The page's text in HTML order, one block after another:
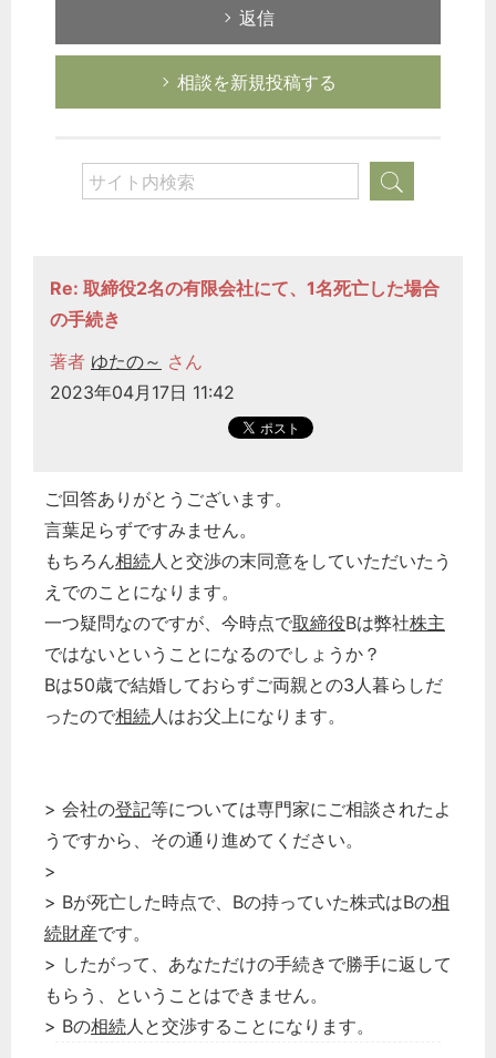
返信
相談を新規投稿する
Re: 取締役2名の有限会社にて、1名死亡した場合
の手続き
著者 ゆたの～ さん
2023年04月17日 11:42
ご回答ありがとうございます。
言葉足らずですみません。
もちろん相続人と交渉の末同意をしていただいたう
えでのことになります。
一つ疑問なのですが、今時点で取締役Bは弊社株主
ではないということになるのでしょうか？
Bは50歳で結婚しておらずご両親との3人暮らしだ
ったので相続人はお父上になります。
> 会社の登記等については専門家にご相談されたよ
うですから、その通り進めてください。
>
> Bが死亡した時点で、Bの持っていた株式はBの相
続財産です。
> したがって、あなただけの手続きで勝手に返して
もらう、ということはできません。
> Bの相続人と交渉することになります。